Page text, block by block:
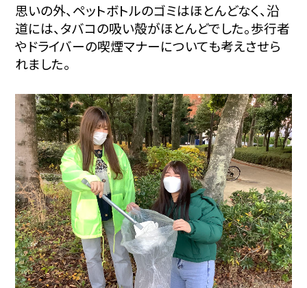
思いの外、ペットボトルのゴミはほとんどなく、沿
道には、タバコの吸い殻がほとんどでした。歩行者
やドライバーの喫煙マナーについても考えさせら
れました。